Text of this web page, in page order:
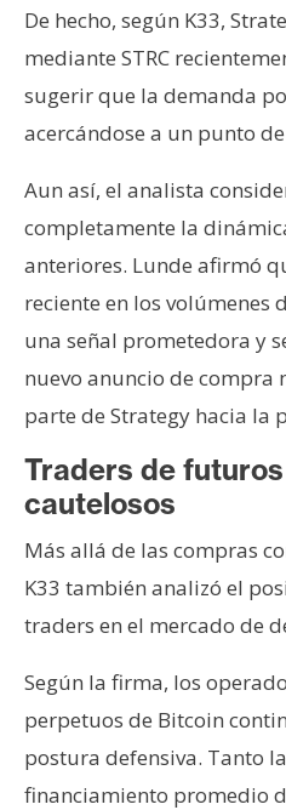
De hecho, según K33,
mediante STRC
sugerir que la demanda
acercándose a un punto
Aun así, el analista
completamente la
anteriores. Lunde afirmó
reciente en los volúmenes
una señal prometedora y
nuevo anuncio de compra
parte de Strategy hacia la
Traders de
cautelosos
Más allá de las compras
K33 también analizó el
traders en el mercado de
Según la firma, los
perpetuos de Bitcoin
postura defensiva. Tanto
financiamiento promedio